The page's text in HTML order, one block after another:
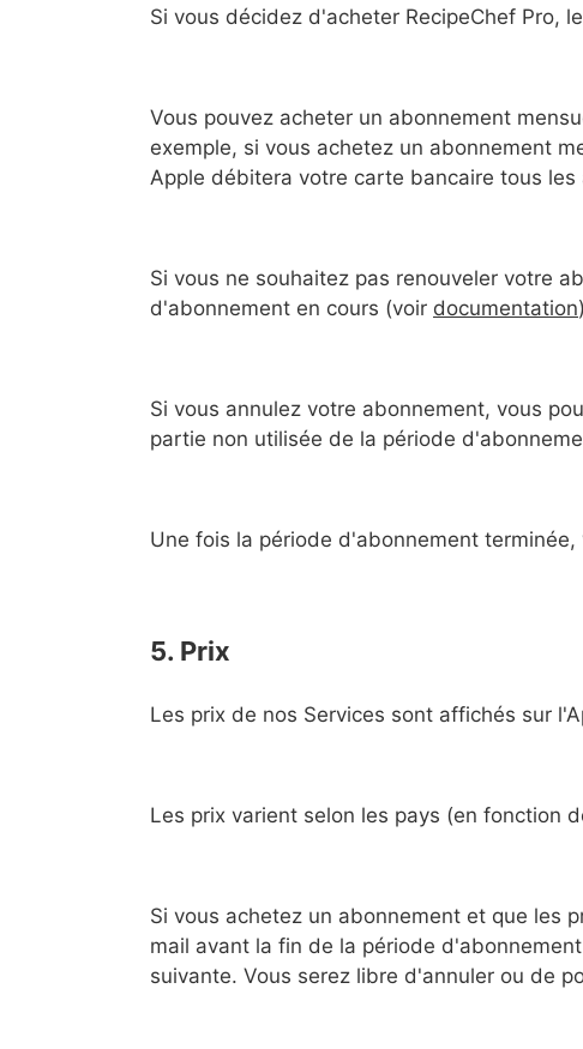
Si vous décidez d'acheter RecipeChef Pro,
Vous pouvez acheter un abonnement
exemple, si vous achetez un abonnement
Apple débitera votre carte bancaire tous
Si vous ne souhaitez pas renouveler votre
d'abonnement en cours (voir documentation
Si vous annulez votre abonnement, vous
partie non utilisée de la période
Une fois la période d'abonnement
5. Prix
Les prix de nos Services sont affichés sur
Les prix varient selon les pays (en fonction
Si vous achetez un abonnement et que les
mail avant la fin de la période
suivante. Vous serez libre d'annuler ou de